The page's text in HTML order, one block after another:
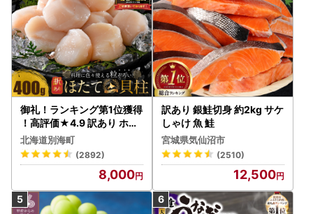
御礼！ランキング第1位獲得
！高評価★4.9 訳あり ホタ
テ 400g（ほたて 帆立 貝柱
冷凍 ）
北海道別海町
(2892)
8,000
訳あり 銀鮭切身 約2kg サケ
しゃけ 魚 鮭
宮城県気仙沼市
(2510)
12,500